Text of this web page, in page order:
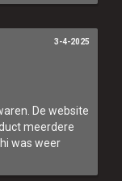
De website
meerdere
was weer
3-4-2025